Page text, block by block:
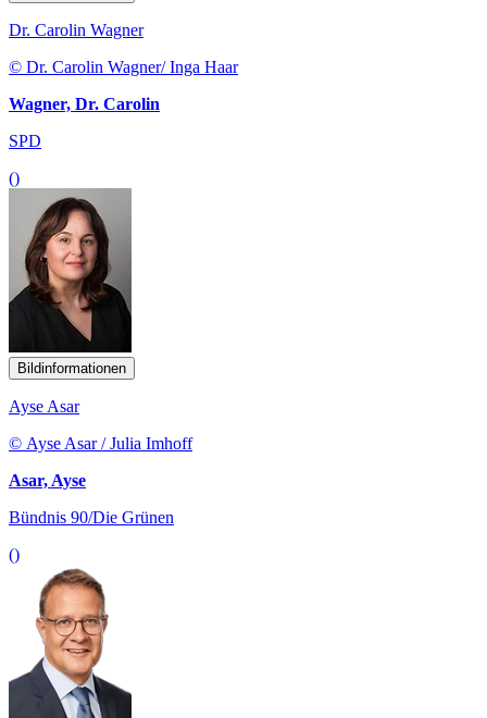
Dr. Carolin Wagner
© Dr. Carolin Wagner/ Inga Haar
Wagner, Dr. Carolin
SPD
()
Bildinformationen
Ayse Asar
© Ayse Asar / Julia Imhoff
Asar, Ayse
Bündnis 90/Die Grünen
()